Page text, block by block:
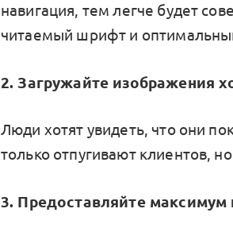
навигация, тем легче будет
читаемый шрифт и
2. Загружайте изображения
Люди хотят увидеть, что они
только отпугивают клиентов,
3. Предоставляйте